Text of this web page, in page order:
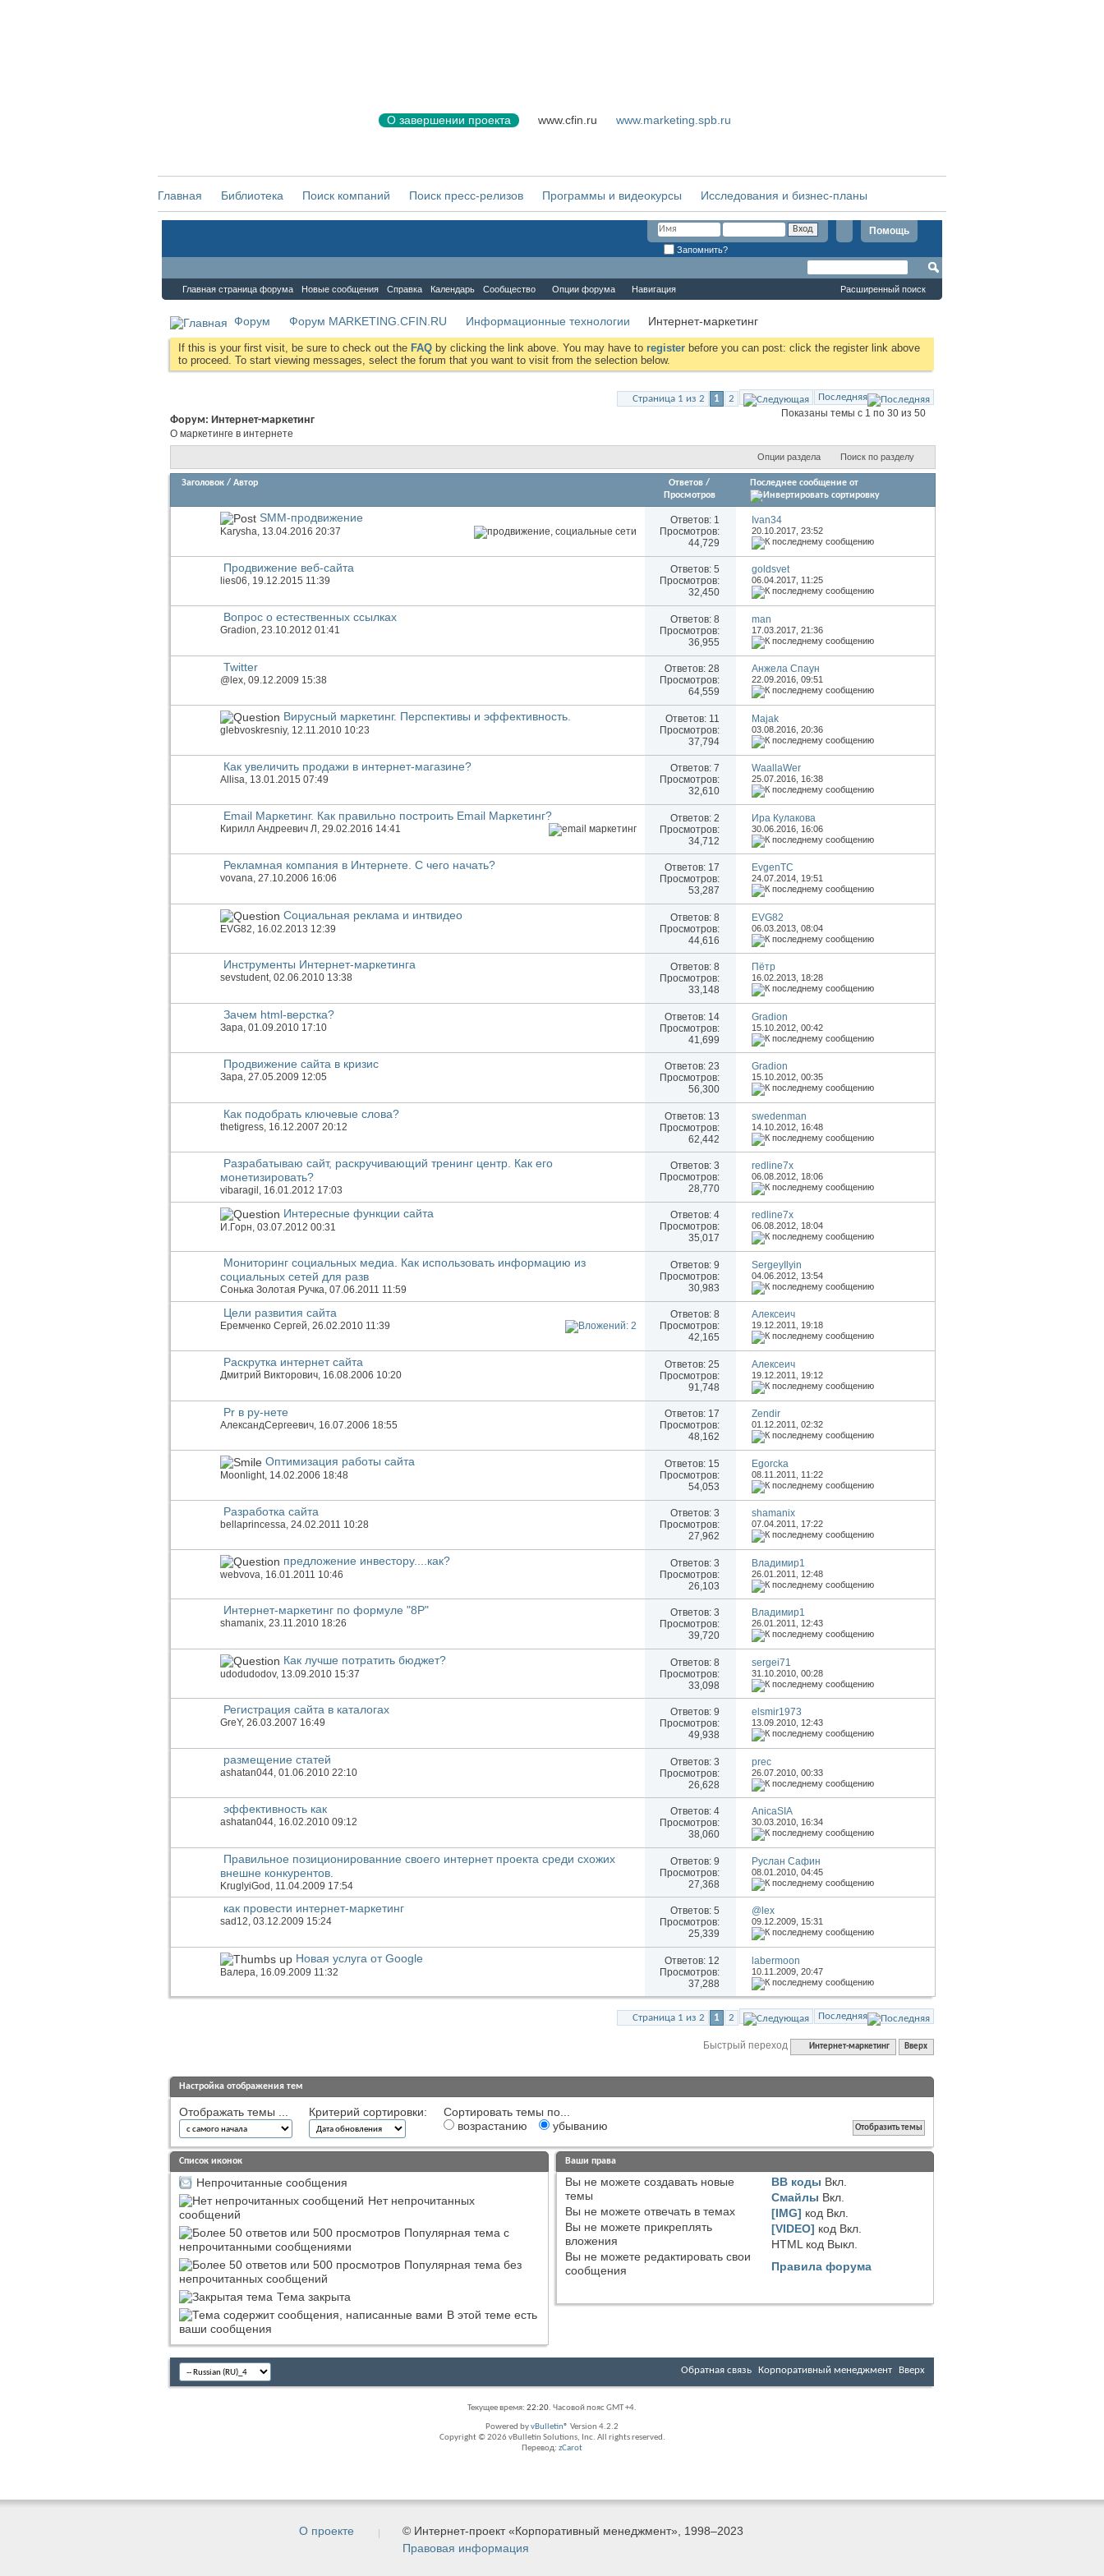
О завершении проекта www.cfin.ru www.marketing.spb.ru
Главная Библиотека Поиск компаний Поиск пресс-релизов Программы и видеокурсы Исследования и бизнес-планы
Помощь
Запомнить?
Главная страница форума Новые сообщения Справка Календарь Сообщество Опции форума Навигация Расширенный поиск
Форум Форум MARKETING.CFIN.RU Информационные технологии Интернет-маркетинг
If this is your first visit, be sure to check out the FAQ by clicking the link above. You may have to register before you can post: click the register link above
to proceed. To start viewing messages, select the forum that you want to visit from the selection below.
Страница 1 из 2 1 2 Последняя
Показаны темы с 1 по 30 из 50
Форум: Интернет-маркетинг
О маркетинге в интернете
Опции раздела Поиск по разделу
Заголовок / Автор Ответов /
Просмотров
Последнее сообщение от
SMM-продвижение
Karysha, 13.04.2016 20:37
Ответов: 1
Просмотров:
44,729
Ivan34
20.10.2017, 23:52
Продвижение веб-сайта
lies06 , 19.12.2015 11:39
Ответов:5
Просмотров:
32,450
goldsvet
06.04.2017, 11:25
Вопрос о естественных ссылках
Gradion, 23.10.2012 01:41
Ответов:8
Просмотров:
36,955
man
17.03.2017, 21:36
Twitter
@lex , 09.12.2009 15:38
Ответов:28
Просмотров:
64,559
Анжела Спаун
22.09.2016, 09:51
Вирусный маркетинг. Перспективы и эффективность.
glebvoskresniy, 12.11.2010 10:23
Ответов: 11
Просмотров:
37,794
Majak
03.08.2016, 20:36
Как увеличить продажи в интернет-магазине?
Allisa , 13.01.2015 07:49
Ответов:7
Просмотров:
32,610
WaallaWer
25.07.2016, 16:38
Email Маркетинг. Как правильно построить Email Маркетинг?
Кирилл Андреевич Л , 29.02.2016 14:41
Ответов:2
Просмотров:
34,712
Ира Кулакова
30.06.2016, 16:06
Рекламная компания в Интернете. С чего начать?
vovana, 27.10.2006 16:06
Ответов: 17
Просмотров:
53,287
EvgenTC
24.07.2014, 19:51
Социальная реклама и интвидео
EVG82 , 16.02.2013 12:39
Ответов:8
Просмотров:
44,616
EVG82
06.03.2013, 08:04
Инструменты Интернет-маркетинга
sevstudent, 02.06.2010 13:38
Ответов:8
Просмотров:
33,148
Пётр
16.02.2013, 18:28
Зачем html-верстка?
Зара, 01.09.2010 17:10
Ответов: 14
Просмотров:
41,699
Gradion
15.10.2012, 00:42
Продвижение сайта в кризис
Зара, 27.05.2009 12:05
Ответов:23
Просмотров:
56,300
Gradion
15.10.2012, 00:35
Как подобрать ключевые слова?
thetigress , 16.12.2007 20:12
Ответов: 13
Просмотров:
62,442
swedenman
14.10.2012, 16:48
Разрабатываю сайт, раскручивающий тренинг центр. Как его
монетизировать?
vibaragil , 16.01.2012 17:03
Ответов:3
Просмотров:
28,770
redline7x
06.08.2012, 18:06
Интересные функции сайта
И.Горн , 03.07.2012 00:31
Ответов:4
Просмотров:
35,017
redline7x
06.08.2012, 18:04
Мониторинг социальных медиа. Как использовать информацию из
социальных сетей для разв
Сонька Золотая Ручка, 07.06.2011 11:59
Ответов:9
Просмотров:
30,983
SergeyIlyin
04.06.2012, 13:54
Цели развития сайта
Еремченко Сергей , 26.02.2010 11:39
Ответов:8
Просмотров:
42,165
Алексеич
19.12.2011, 19:18
Раскрутка интернет сайта
Дмитрий Викторович, 16.08.2006 10:20
Ответов:25
Просмотров:
91,748
Алексеич
19.12.2011, 19:12
Pr в ру-нете
АлександСергеевич , 16.07.2006 18:55
Ответов: 17
Просмотров:
48,162
Zendir
01.12.2011, 02:32
Оптимизация работы сайта
Moonlight, 14.02.2006 18:48
Ответов: 15
Просмотров:
54,053
Egorcka
08.11.2011, 11:22
Разработка сайта
bellaprincessa , 24.02.2011 10:28
Ответов:3
Просмотров:
27,962
shamanix
07.04.2011, 17:22
предложение инвестору....как?
webvova, 16.01.2011 10:46
Ответов:3
Просмотров:
26,103
Владимир1
26.01.2011, 12:48
Интернет-маркетинг по формуле "8P"
shamanix, 23.11.2010 18:26
Ответов:3
Просмотров:
39,720
Владимир1
26.01.2011, 12:43
Как лучше потратить бюджет?
udodudodov, 13.09.2010 15:37
Ответов:8
Просмотров:
33,098
sergei71
31.10.2010, 00:28
Регистрация сайта в каталогах
GreY, 26.03.2007 16:49
Ответов:9
Просмотров:
49,938
elsmir1973
13.09.2010, 12:43
размещение статей
ashatan044, 01.06.2010 22:10
Ответов:3
Просмотров:
26,628
prec
26.07.2010, 00:33
эффективность как
ashatan044, 16.02.2010 09:12
Ответов:4
Просмотров:
38,060
AnicaSIA
30.03.2010, 16:34
Правильное позиционированние своего интернет проекта среди схожих
внешне конкурентов.
KruglyiGod, 11.04.2009 17:54
Ответов:9
Просмотров:
27,368
Руслан Сафин
08.01.2010, 04:45
как провести интернет-маркетинг
sad12, 03.12.2009 15:24
Ответов:5
Просмотров:
25,339
@lex
09.12.2009, 15:31
Новая услуга от Google
Валера , 16.09.2009 11:32
Ответов: 12
Просмотров:
37,288
labermoon
10.11.2009, 20:47
Страница 1 из 2 1 2 Последняя
Быстрый переход Интернет-маркетинг Вверх
Настройка отображения тем
Отображать темы ... Критерий сортировки:
Сортировать темы по...
возрастанию
убыванию
Список иконок
Непрочитанные сообщения
Нет непрочитанных
сообщений
Популярная тема с
непрочитанными сообщениями
Популярная тема без
непрочитанных сообщений
Тема закрыта
В этой теме есть
ваши сообщения
Ваши права
Вы не можетесоздавать новые
темы
Вы не можетеотвечать в темах
Вы не можетеприкреплять
вложения
Вы не можетередактировать свои
сообщения
BB коды Вкл.
Смайлы Вкл.
[IMG] код Вкл.
[VIDEO] код Вкл.
HTML код Выкл.
Правила форума
Обратная связь Корпоративный менеджмент Вверх
Текущее время: 22:20. Часовой пояс GMT +4.
Powered byvBulletin® Version 4.2.2
Copyright © 2026 vBulletin Solutions, Inc. All rights reserved.
Перевод: zCarot
О проекте
© Интернет-проект «Корпоративный менеджмент», 1998–2023
Правовая информация